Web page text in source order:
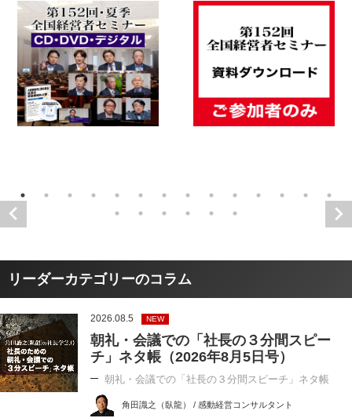
リーダーカテゴリーのコラム
2026.08.5 NEW
朝礼・会議での「社長の３分間スピー
チ」ネタ帳（2026年8月5日号）
朝礼・会議での「社長の３分間スピーチ」ネタ帳
角田識之（臥龍） / 感動経営コンサルタント